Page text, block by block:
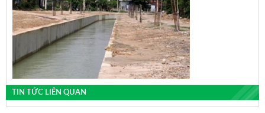
TIN TỨC LIÊN QUAN